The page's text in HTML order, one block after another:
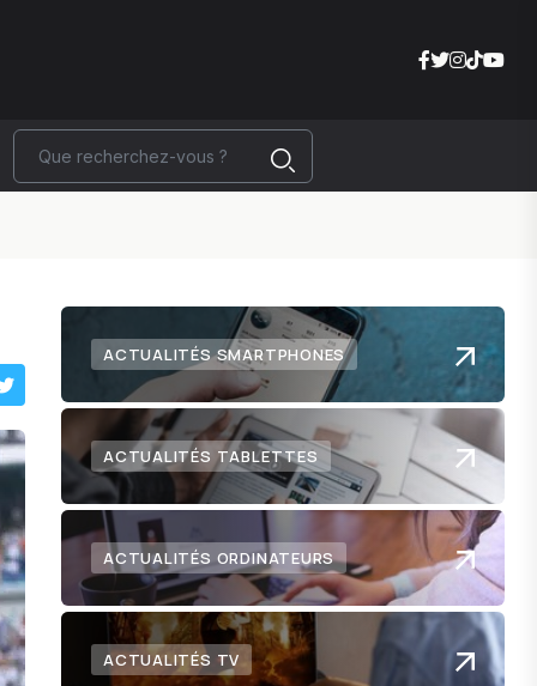
ACTUALITÉS SMARTPHONES
ACTUALITÉS TABLETTES
ACTUALITÉS ORDINATEURS
ACTUALITÉS TV